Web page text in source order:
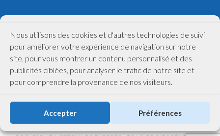
Nous utilisons des cookies et d'autres technologies de suivi
pour améliorer votre expérience de navigation sur notre
site, pour vous montrer un contenu personnalisé et des
publicités ciblées, pour analyser le trafic de notre site et
pour comprendre la provenance de nos visiteurs.
Accepter Préférences
(514) 448-9727